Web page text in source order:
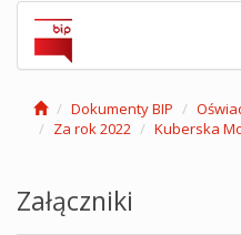
Dokumenty BIP
Za rok 2022
Kuberska
Załączniki